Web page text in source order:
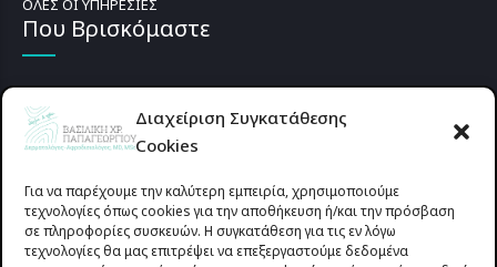
Διαχείριση Συγκατάθεσης
Cookies
Για να παρέχουμε την καλύτερη εμπειρία, χρησιμοποιούμε
τεχνολογίες όπως cookies για την αποθήκευση ή/και την πρόσβαση
σε πληροφορίες συσκευών. Η συγκατάθεση για τις εν λόγω
τεχνολογίες θα μας επιτρέψει να επεξεργαστούμε δεδομένα
ΟΛΕΣ ΟΙ ΥΠΗΡΕΣΙΕΣ
Που Βρισκόμαστε